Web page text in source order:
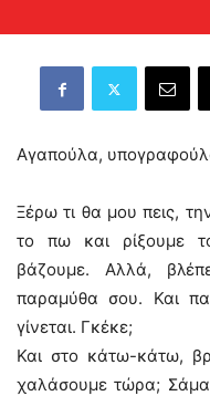
Αγαπούλα,
Ξέρω τι θα μου πεις,
το πω και ρίξουμε
βάζουμε. Αλλά,
παραμύθα σου. Και
γίνεται. Γκέκε;
Και στο κάτω-κάτω,
χαλάσουμε τώρα;